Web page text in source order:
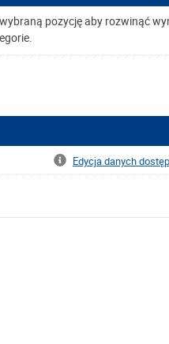
pozycję aby rozwinąć
Edycja danych